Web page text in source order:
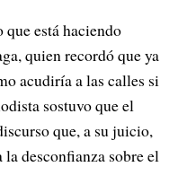
que está haciendo
quien recordó que ya
acudiría a las calles si
sostuvo que el
que, a su juicio,
desconfianza sobre el